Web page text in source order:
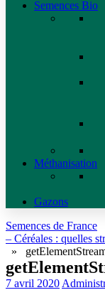
Semences Bio
Méthanisation
Gazons
Semences de France
– Céréales : quelles
»
7 avril 2020